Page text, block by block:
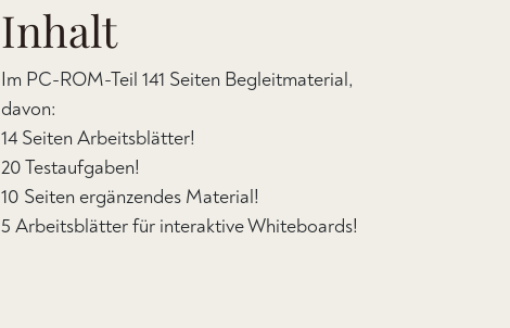
Inhalt
Im PC-ROM-Teil 141 Seiten Begleitmaterial,
davon:
14 Seiten Arbeitsblätter!
20 Testaufgaben!
10 Seiten ergänzendes Material!
5 Arbeitsblätter für interaktive Whiteboards!